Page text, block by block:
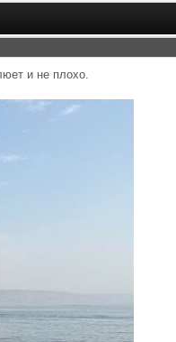
и не плохо.